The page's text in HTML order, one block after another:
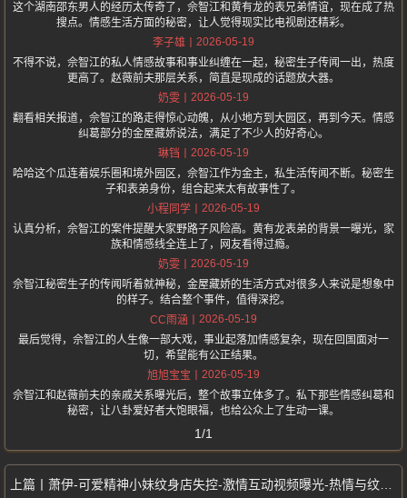
这个湖南邵东男人的经历太传奇了，佘智江和黄有龙的表兄弟情谊，现在成了热
搜点。情感生活方面的秘密，让人觉得现实比电视剧还精彩。
李子雄
2026-05-19
不得不说，佘智江的私人情感故事和事业纠缠在一起，秘密生子传闻一出，热度
更高了。赵薇前夫那层关系，简直是现成的话题放大器。
奶雯
2026-05-19
翻看相关报道，佘智江的路走得惊心动魄，从小地方到大园区，再到今天。情感
纠葛部分的金屋藏娇说法，满足了不少人的好奇心。
琳铛
2026-05-19
哈哈这个瓜连着娱乐圈和境外园区，佘智江作为金主，私生活传闻不断。秘密生
子和表弟身份，组合起来太有故事性了。
小程同学
2026-05-19
认真分析，佘智江的案件提醒大家野路子风险高。黄有龙表弟的背景一曝光，家
族和情感线全连上了，网友看得过瘾。
奶雯
2026-05-19
佘智江秘密生子的传闻听着就神秘，金屋藏娇的生活方式对很多人来说是想象中
的样子。结合整个事件，值得深挖。
CC雨涵
2026-05-19
最后觉得，佘智江的人生像一部大戏，事业起落加情感复杂，现在回国面对一
切，希望能有公正结果。
旭旭宝宝
2026-05-19
佘智江和赵薇前夫的亲戚关系曝光后，整个故事立体多了。私下那些情感纠葛和
秘密，让八卦爱好者大饱眼福，也给公众上了生动一课。
1/1
萧伊-可爱精神小妹纹身店失控-激情互动视频曝光-热情与纹身师亲密接触